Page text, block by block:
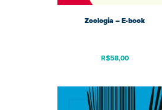
Zoologia – E-book
R$58,00